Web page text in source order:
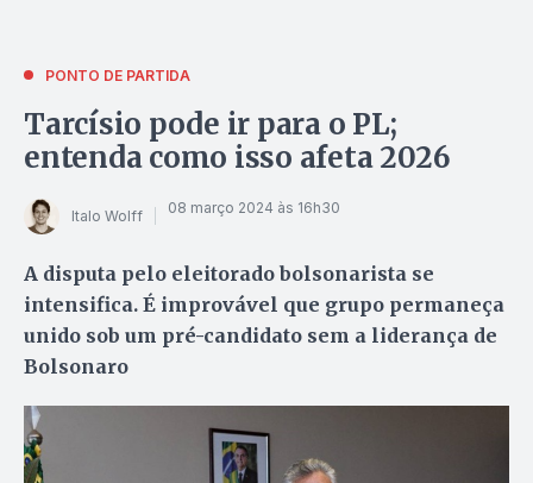
PONTO DE PARTIDA
Tarcísio pode ir para o PL;
entenda como isso afeta 2026
Italo Wolff 08 março 2024 às 16h30
A disputa pelo eleitorado bolsonarista se
intensifica. É improvável que grupo permaneça
unido sob um pré-candidato sem a liderança de
Bolsonaro